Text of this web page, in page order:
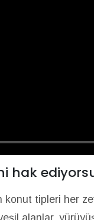
hak
konut tipleri her